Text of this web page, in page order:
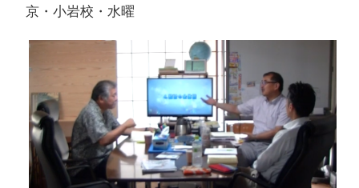
京・小岩校・水曜